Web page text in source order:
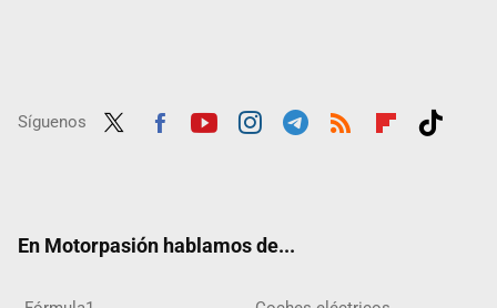
Síguenos
En Motorpasión hablamos de...